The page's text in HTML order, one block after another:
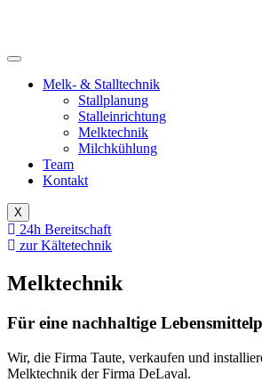
Melk- & Stalltechnik
Stallplanung
Stalleinrichtung
Melktechnik
Milchkühlung
Team
Kontakt
X
24h Bereitschaft
zur Kältetechnik
Melktechnik
Für eine nachhaltige
Wir, die Firma Taute, verkaufen und
Melktechnik der Firma DeLaval.